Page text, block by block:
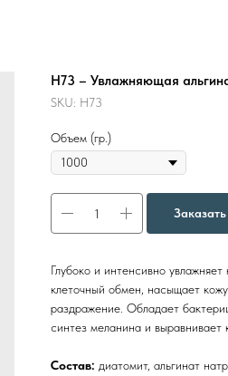
Н73 – Увлажняющая
SKU: Н73
Объем (гр.)
Заказать
Глубоко и интенсивно
клеточный обмен, насыщает
раздражение. Обладает
синтез меланина и выравнивает
Состав: диатомит, альгинат